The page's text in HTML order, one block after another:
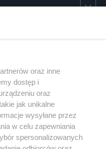
oraz inne
dostęp i
oraz
jak unikalne
wysyłane przez
w celu zapewniania
spersonalizowanych